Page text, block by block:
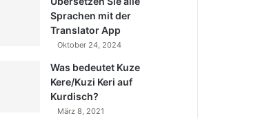
Sprachen mit der
Translator App
Oktober 24, 2024
Was bedeutet Kuze
Kere/Kuzi Keri auf
Kurdisch?
März 8, 2021